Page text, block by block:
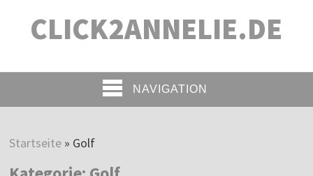
CLICK2ANNELIE.DE
NAVIGATION
Startseite » Golf